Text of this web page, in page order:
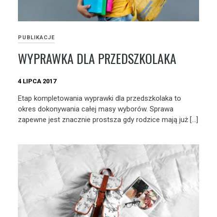
PUBLIKACJE
WYPRAWKA DLA PRZEDSZKOLAKA
4 LIPCA 2017
Etap kompletowania wyprawki dla przedszkolaka to
okres dokonywania całej masy wyborów. Sprawa
zapewne jest znacznie prostsza gdy rodzice mają już […]